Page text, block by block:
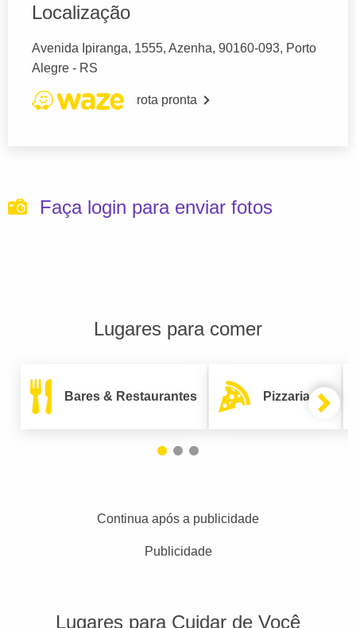
Localização
Avenida Ipiranga, 1555, Azenha, 90160-093, Porto
Alegre - RS
rota pronta
Faça login para enviar fotos
Lugares para comer
Bares & Restaurantes Pizzarias
Continua após a publicidade
Publicidade
Lugares para Cuidar de Você